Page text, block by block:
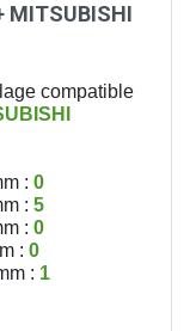
MITSUBISHI
compatible
: 0
: 5
: 0
: 0
: 1